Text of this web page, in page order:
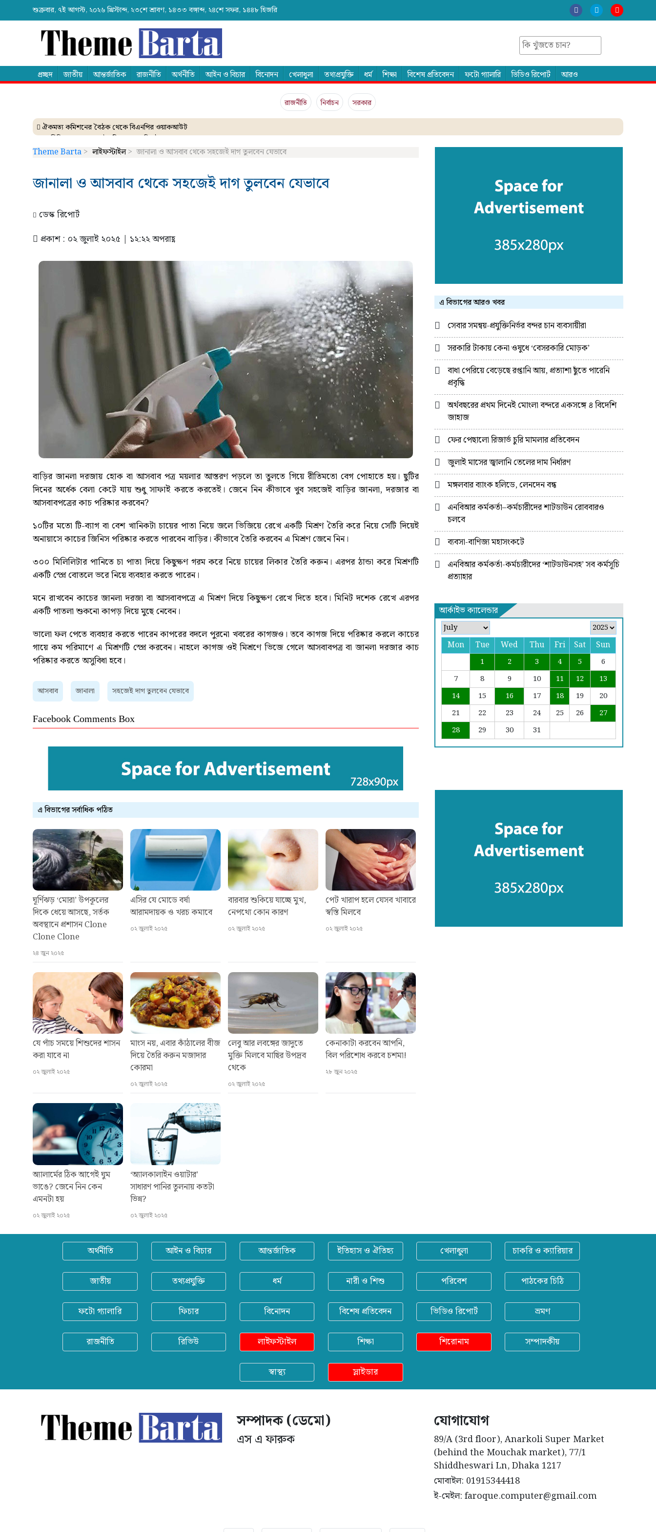
শুক্রবার, ৭ই আগস্ট, ২০২৬ খ্রিস্টাব্দ, ২৩শে শ্রাবণ, ১৪৩৩ বঙ্গাব্দ, ২৪শে সফর, ১৪৪৮ হিজরি
প্রচ্ছদ জাতীয় আন্তর্জাতিক রাজনীতি অর্থনীতি আইন ও বিচার বিনোদন খেলাধুলা তথ্যপ্রযুক্তি ধর্ম শিক্ষা বিশেষ প্রতিবেদন ফটো গ্যালারি ভিডিও রিপোর্ট আরও
রাজনীতি নির্বাচন সরকার
ঐকমত্য কমিশনের বৈঠক থেকে বিএনপির ওয়াকআউট
এনসিপির সমাবেশে ছোটাছুটি, ড্রোনকে মিসাইল ভেবে গুজব
ব্যাংকে তাণ্ডব চালালো এক আওয়ামী লীগ নেতা!
Theme Barta > লাইফস্টাইল> জানালা ও আসবাব থেকে সহজেই দাগ তুলবেন যেভাবে
জানালা ও আসবাব থেকে সহজেই দাগ তুলবেন যেভাবে
ডেস্ক রিপোর্ট
প্রকাশ : ০২ জুলাই ২০২৫ | ১২:২২ অপরাহ্ণ
বাড়ির জানলা দরজায় হোক বা আসবাব পত্র ময়লার আস্তরণ পড়লে তা তুলতে গিয়ে রীতিমতো বেগ পোহাতে হয়। ছুটির
দিনের অর্ধেক বেলা কেটে যায় শুধু সাফাই করতে করতেই। জেনে নিন কীভাবে খুব সহজেই বাড়ির জানলা, দরজার বা
আসবাবপত্রের কাচ পরিষ্কার করবেন?
১০টির মতো টি-ব্যাগ বা বেশ খানিকটা চায়ের পাতা নিয়ে জলে ভিজিয়ে রেখে একটি মিশ্রণ তৈরি করে নিয়ে সেটি দিয়েই
অনায়াসে কাচের জিনিস পরিষ্কার করতে পারবেন বাড়ির। কীভাবে তৈরি করবেন এ মিশ্রণ জেনে নিন।
৩০০ মিলিলিটার পানিতে চা পাতা দিয়ে কিছুক্ষণ গরম করে নিয়ে চায়ের লিকার তৈরি করুন। এরপর ঠান্ডা করে মিশ্রণটি
একটি স্প্রে বোতলে ভরে নিয়ে ব্যবহার করতে পারেন।
মনে রাখবেন কাচের জানলা দরজা বা আসবাবপত্রে এ মিশ্রণ দিয়ে কিছুক্ষণ রেখে দিতে হবে। মিনিট দশেক রেখে এরপর
একটি পাতলা শুকনো কাপড় দিয়ে মুছে নেবেন।
ভালো ফল পেতে ব্যবহার করতে পারেন কাপরের বদলে পুরনো খবরের কাগজও। তবে কাগজ দিয়ে পরিষ্কার করলে কাচের
গায়ে কম পরিমাণে এ মিশ্রণটি স্প্রে করবেন। নাহলে কাগজ ওই মিশ্রণে ভিজে গেলে আসবাবপত্র বা জানলা দরজার কাচ
পরিষ্কার করতে অসুবিধা হবে।
আসবাব জানালা সহজেই দাগ তুলবেন যেভাবে
Facebook Comments Box
এ বিভাগের সর্বাধিক পঠিত
ঘূর্ণিঝড় ‘মোরা’ উপকূলের
দিকে ধেয়ে আসছে, সর্তক
অবস্থানে প্রশাসন Clone
Clone Clone
২৪ জুন ২০২৫
এসির যে মোডে বর্ষা
আরামদায়ক ও খরচ কমাবে
০২ জুলাই ২০২৫
বারবার শুকিয়ে যাচ্ছে মুখ,
নেপথ্যে কোন কারণ
০২ জুলাই ২০২৫
পেট খারাপ হলে যেসব খাবারে
স্বস্তি মিলবে
০২ জুলাই ২০২৫
যে পাঁচ সময়ে শিশুদের শাসন
করা যাবে না
০২ জুলাই ২০২৫
মাংস নয়, এবার কাঁঠালের বীজ
দিয়ে তৈরি করুন মজাদার
কোরমা
০২ জুলাই ২০২৫
লেবু আর লবঙ্গের জাদুতে
মুক্তি মিলবে মাছির উপদ্রব
থেকে
০২ জুলাই ২০২৫
কেনাকাটা করবেন আপনি,
বিল পরিশোধ করবে চশমা!
২৮ জুন ২০২৫
অ্যালার্মের ঠিক আগেই ঘুম
ভাঙে? জেনে নিন কেন
এমনটা হয়
০২ জুলাই ২০২৫
‘অ্যালকালাইন ওয়াটার’
সাধারণ পানির তুলনায় কতটা
ভিন্ন?
০২ জুলাই ২০২৫
এ বিভাগের আরও খবর
সেবার সমন্বয়-প্রযুক্তিনির্ভর বন্দর চান ব্যবসায়ীরা
সরকারি টাকায় কেনা ওষুধে ‘বেসরকারি মোড়ক’
বাধা পেরিয়ে বেড়েছে রপ্তানি আয়, প্রত্যাশা ছুঁতে পারেনি
প্রবৃদ্ধি
অর্থবছরের প্রথম দিনেই মোংলা বন্দরে একসঙ্গে ৪ বিদেশি
জাহাজ
ফের পেছালো রিজার্ভ চুরি মামলার প্রতিবেদন
জুলাই মাসের জ্বালানি তেলের দাম নির্ধারণ
মঙ্গলবার ব্যাংক হলিডে, লেনদেন বন্ধ
এনবিআর কর্মকর্তা–কর্মচারীদের শাটডাউন রোববারও
চলবে
ব্যবসা-বাণিজ্য মহাসংকটে
এনবিআর কর্মকর্তা-কর্মচারীদের ‘শাটডাউনসহ’ সব কর্মসূচি
প্রত্যাহার
আর্কাইভ ক্যালেন্ডার
Mon Tue Wed Thu Fri Sat Sun
1 2 3 4 5
6
7
8 9 10 11 12
13
14
15 16 17 18 19
20
21
22 23 24 25 26
27
28
29 30 31
অর্থনীতি আইন ও বিচার আন্তর্জাতিক ইতিহাস ও ঐতিহ্য খেলাধুলা চাকরি ও ক্যারিয়ার
জাতীয় তথ্যপ্রযুক্তি ধর্ম নারী ও শিশু পরিবেশ পাঠকের চিঠি
ফটো গ্যালারি ফিচার বিনোদন বিশেষ প্রতিবেদন ভিডিও রিপোর্ট ভ্রমণ
রাজনীতি রিভিউ লাইফস্টাইল শিক্ষা শিরোনাম সম্পাদকীয়
স্বাস্থ্য স্লাইডার
সম্পাদক (ডেমো)
এস এ ফারুক
যোগাযোগ
89/A (3rd floor), Anarkoli Super Market
(behind the Mouchak market), 77/1
Shiddheswari Ln, Dhaka 1217
মোবাইল: 01915344418
ই-মেইল: faroque.computer@gmail.com